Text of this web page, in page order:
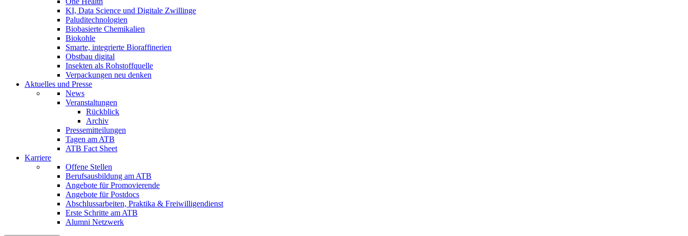
KI, Data Science und Digitale Zwillinge
Paluditechnologien
Biobasierte Chemikalien
Biokohle
Smarte, integrierte Bioraffinerien
Obstbau digital
Insekten als Rohstoffquelle
Verpackungen neu denken
Aktuelles und Presse
News
Veranstaltungen
Rückblick
Archiv
Pressemitteilungen
Tagen am ATB
ATB Fact Sheet
Karriere
Offene Stellen
Berufsausbildung am ATB
Angebote für Promovierende
Angebote für Postdocs
Abschlussarbeiten, Praktika & Freiwilligendienst
Erste Schritte am ATB
Alumni Netzwerk